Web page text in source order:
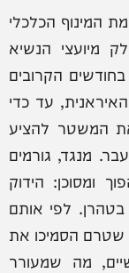
המינוף הכלכלי
מיועצי הנשיא
הקרובים
עד כדי
המשטר להציע
מנגד, גורמים
ומסוכן: הידוק
לפי אותם
שטרם הסמיכו את
מה שמעורר